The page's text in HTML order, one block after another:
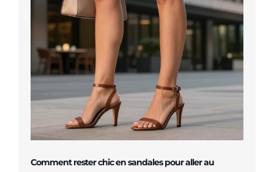
Comment rester chic en sandales pour aller au